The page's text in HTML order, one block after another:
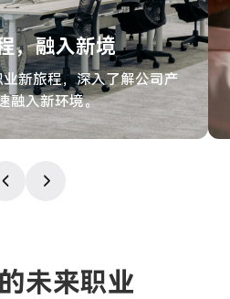
，融入新境
新旅程，深入了解公司产
融入新环境。
未来职业